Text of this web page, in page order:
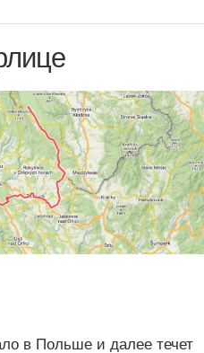
в Польше и далее течет